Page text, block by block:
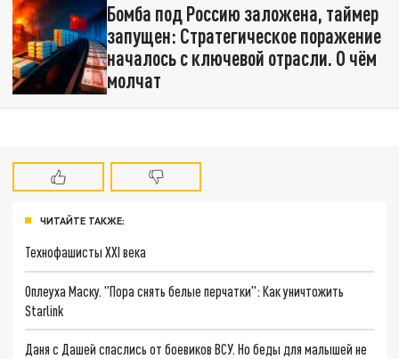
Бомба под Россию заложена, таймер
запущен: Стратегическое поражение
началось с ключевой отрасли. О чём
молчат
ЧИТАЙТЕ ТАКЖЕ:
Технофашисты XXI века
Оплеуха Маску. "Пора снять белые перчатки": Как уничтожить
Starlink
Даня с Дашей спаслись от боевиков ВСУ. Но беды для малышей не